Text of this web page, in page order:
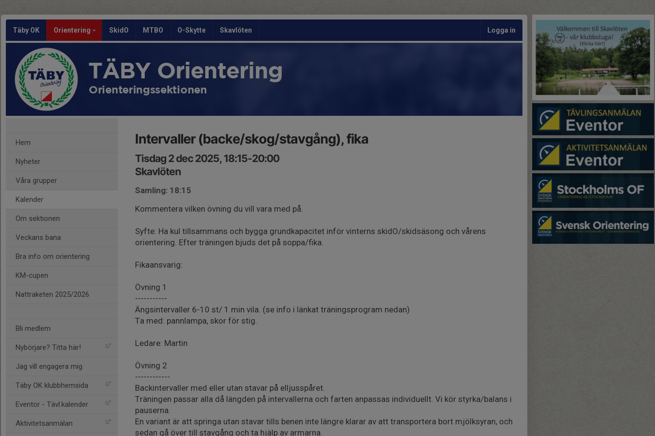
Täby OK Orientering SkidO MTBO O-Skytte Skavlöten Logga in
TÄBY Orientering
Orienteringssektionen
Hem
Nyheter
Våra grupper
Kalender
Om sektionen
Veckans bana
Bra info om orientering
KM-cupen
Nattraketen 2025/2026
Bli medlem
Nybörjare? Titta här!
Jag vill engagera mig
Täby OK klubbhemsida
Eventor - Tävl.kalender
Aktivitetsanmälan
Intervaller (backe/skog/stavgång), fika
Tisdag 2 dec 2025, 18:15-20:00
Skavlöten
Samling: 18:15
Kommentera vilken övning du vill vara med på.
Syfte: Ha kul tillsammans och bygga grundkapacitet inför vinterns skidO/skidsäsong och vårens
orientering. Efter träningen bjuds det på soppa/fika.
Fikaansvarig:
Övning 1
-----------
Ängsintervaller 6-10 st/ 1 min vila. (se info i länkat träningsprogram nedan)
Ta med: pannlampa, skor för stig.
Ledare: Martin
Övning 2
------------
Backintervaller med eller utan stavar på elljusspåret.
Träningen passar alla då längden på intervallerna och farten anpassas individuellt. Vi kör styrka/balans i
pauserna.
En variant är att springa utan stavar tills benen inte längre klarar av att transportera bort mjölksyran, och
sedan gå över till stavgång och ta hjälp av armarna.